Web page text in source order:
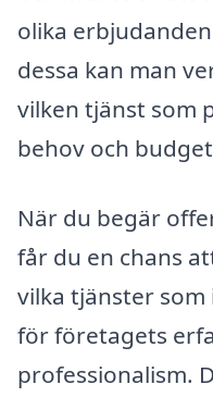
olika
dessa kan man
vilken tjänst som
behov och
När du begär
får du en chans
vilka tjänster som
för företagets
professionalism.